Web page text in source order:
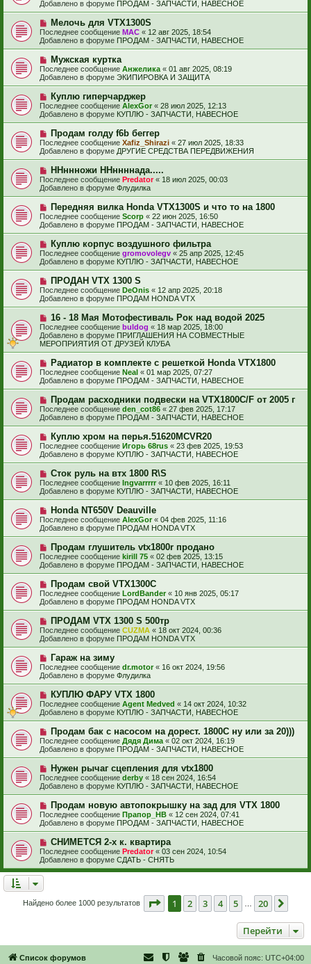
н
и
е
о
б
щ
е
н
и
е
о
е
с
о
о
б
щ
е
н
и
е
Добавлено в форуме ПРОДАМ - ЗАПЧАСТИ, НАВЕСНОЕ
Н
о
в
о
е
с
о
о
б
щ
е
н
и
е
Мелочь для VTX1300S
Последнее сообщение МАС « 12 авг 2025, 18:54
Добавлено в форуме ПРОДАМ - ЗАПЧАСТИ, НАВЕСНОЕ
Н
о
в
о
е
с
о
о
б
щ
е
н
и
е
Мужская куртка
Последнее сообщение Анжелика « 01 авг 2025, 08:19
Добавлено в форуме ЭКИПИРОВКА И ЗАЩИТА
Н
о
в
о
е
с
о
о
б
щ
е
н
и
е
Куплю гиперчарджер
Последнее сообщение AlexGor « 28 июл 2025, 12:13
Добавлено в форуме КУПЛЮ - ЗАПЧАСТИ, НАВЕСНОЕ
Н
о
в
о
е
с
о
о
б
щ
е
н
и
е
Продам голду f6b беггер
Последнее сообщение Xafiz_Shirazi « 27 июл 2025, 18:33
Добавлено в форуме ДРУГИЕ СРЕДСТВА ПЕРЕДВИЖЕНИЯ
Н
о
в
о
е
с
о
о
б
щ
е
н
и
е
ННннножи ННннннада.....
Последнее сообщение Predator« 18 июл 2025, 00:03
Добавлено в форуме Флудилка
Н
о
в
о
е
с
о
о
б
щ
е
н
и
е
Передняя вилка Honda VTX1300S и что то на 1800
Последнее сообщение Scorp « 22 июн 2025, 16:50
Добавлено в форуме ПРОДАМ - ЗАПЧАСТИ, НАВЕСНОЕ
Н
о
в
о
е
с
о
о
б
щ
е
н
и
е
Куплю корпус воздушного фильтра
Последнее сообщение gromovolegv « 25 апр 2025, 12:45
Добавлено в форуме КУПЛЮ - ЗАПЧАСТИ, НАВЕСНОЕ
Н
о
в
о
с
о
о
б
щ
н
и
е
ПРОДАН VTX 1300 S
Последнее сообщение DeOnis « 12 апр 2025, 20:18
Добавлено в форуме ПРОДАМ HONDA VTX
Н
о
в
о
е
с
о
о
б
щ
н
и
е
16 - 18 Мая Мотофестиваль Рок над водой 2025
Последнее сообщение buldog « 18 мар 2025, 18:00
Добавлено в форуме ПРИГЛАШЕНИЯ НА СОВМЕСТНЫЕ
МЕРОПРИЯТИЯ ОТ ДРУЗЕЙ КЛУБА
Н
о
в
о
е
с
о
о
б
щ
е
н
и
е
Радиатор в комплекте с решеткой Honda VTX1800
Последнее сообщение Neal « 01 мар 2025, 07:27
Добавлено в форуме ПРОДАМ - ЗАПЧАСТИ, НАВЕСНОЕ
Н
о
в
о
е
с
о
о
б
щ
е
н
и
е
Продам расходники подвески на VTX1800C/F от 2005 г
Последнее сообщение den_cot86 « 27 фев 2025, 17:17
Добавлено в форуме ПРОДАМ - ЗАПЧАСТИ, НАВЕСНОЕ
Н
о
в
о
с
о
о
б
щ
е
н
и
е
Куплю хром на перья.51620MCVR20
Последнее сообщение Игорь 68rus « 23 фев 2025, 19:53
Добавлено в форуме КУПЛЮ - ЗАПЧАСТИ, НАВЕСНОЕ
Н
о
в
о
е
с
о
о
б
щ
е
н
и
е
Сток руль на втх 1800 R\S
Последнее сообщение Ingvarrrrr « 10 фев 2025, 16:11
Добавлено в форуме КУПЛЮ - ЗАПЧАСТИ, НАВЕСНОЕ
Н
о
в
о
е
с
о
о
б
щ
е
н
и
е
Honda NT650V Deauville
Последнее сообщение AlexGor« 04 фев 2025, 11:16
Добавлено в форуме ПРОДАМ HONDA VTX
Н
о
в
о
е
с
о
о
б
щ
е
н
и
е
Продам глушитель vtx1800r продано
Последнее сообщение kirill 75 « 02 фев 2025, 13:15
Добавлено в форуме ПРОДАМ - ЗАПЧАСТИ, НАВЕСНОЕ
Н
о
в
о
е
с
о
о
б
щ
е
н
и
е
Продам свой VTX1300C
Последнее сообщение LordBander« 10 янв 2025, 05:17
Добавлено в форуме ПРОДАМ HONDA VTX
Н
о
в
о
е
с
о
о
б
щ
е
н
и
е
ПРОДАМ VTX 1300 S 500тр
Последнее сообщение CUZMA « 18 окт 2024, 00:36
Добавлено в форуме ПРОДАМ HONDA VTX
Н
о
в
о
е
с
о
о
б
щ
е
н
и
е
Гараж на зиму
Последнее сообщение dr.motor« 16 окт 2024, 19:56
Добавлено в форуме Флудилка
Н
о
в
о
е
с
о
о
б
щ
е
н
и
е
КУПЛЮ ФАРУ VTX 1800
Последнее сообщение Agent Medved « 14 окт 2024, 10:32
Добавлено в форуме КУПЛЮ - ЗАПЧАСТИ, НАВЕСНОЕ
Н
о
в
о
е
с
о
о
б
щ
е
н
и
е
Продам бак с насосом на дорест. 1800С ну или за 20)))
Последнее сообщение Дядя Дима « 02 окт 2024, 16:19
Добавлено в форуме ПРОДАМ - ЗАПЧАСТИ, НАВЕСНОЕ
Н
о
в
о
е
с
о
о
б
щ
е
н
и
е
Нужен рычаг сцепления для vtx1800
Последнее сообщение derby « 18 сен 2024, 16:54
Добавлено в форуме КУПЛЮ - ЗАПЧАСТИ, НАВЕСНОЕ
Н
о
в
о
с
о
о
б
и
Продам новую автопокрышку на зад для VTX 1800
Последнее сообщение Прапор_НВ « 12 сен 2024, 07:41
Добавлено в форуме ПРОДАМ - ЗАПЧАСТИ, НАВЕСНОЕ
Н
о
в
о
е
б
СНИМЕТСЯ 2-х к. квартира
Последнее сообщение Predator« 03 сен 2024, 10:54
Добавлено в форуме СДАТЬ - СНЯТЬ
Найдено более 1000 результатов Страница из 20
1 2 3 4 5 20
Перейти
Список форумов Часовой пояс: UTC+04:00